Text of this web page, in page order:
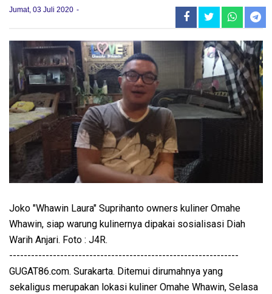
Jumat, 03 Juli 2020
Joko "Whawin Laura" Suprihanto owners kuliner Omahe
Whawin, siap warung kulinernya dipakai sosialisasi Diah
Warih Anjari. Foto : J4R.
---------------------------------------------------------------
GUGAT86.com. Surakarta. Ditemui dirumahnya yang
sekaligus merupakan lokasi kuliner Omahe Whawin, Selasa